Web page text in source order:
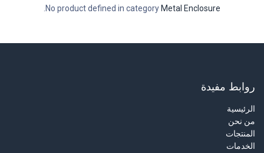
No product defined in category Metal Enclosure
روابط مفيدة
الرئيسية
من نحن
المنتجات
الخدمات